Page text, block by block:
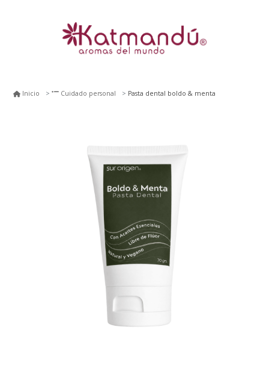
Inicio Cuidado personal Pasta dental boldo & menta